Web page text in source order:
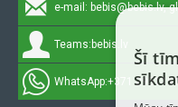
e-mail: bebis@bebis.lv,
Teams: bebis.lv
WhatsApp:+371
Šī